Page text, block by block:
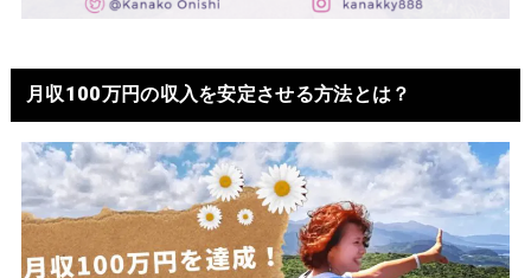
月収100万円の収入を安定させる方法とは？